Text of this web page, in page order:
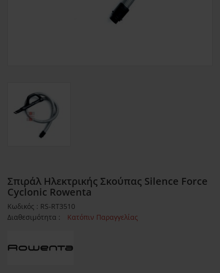
Σπιράλ Ηλεκτρικής Σκούπας Silence Force
Cyclonic Rowenta
Κωδικός : RS-RT3510
Διαθεσιμότητα :
Κατόπιν Παραγγελίας